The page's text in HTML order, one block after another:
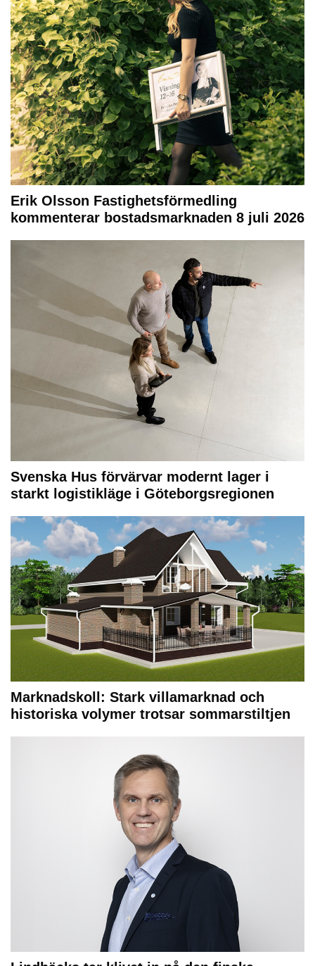
Erik Olsson Fastighetsförmedling
kommenterar bostadsmarknaden 8 juli 2026
Svenska Hus förvärvar modernt lager i
starkt logistikläge i Göteborgsregionen
Marknadskoll: Stark villamarknad och
historiska volymer trotsar sommarstiltjen